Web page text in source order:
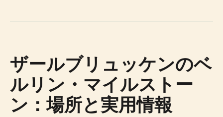
ザールブリュッケンのベ
ルリン・マイルストー
ン：場所と実用情報